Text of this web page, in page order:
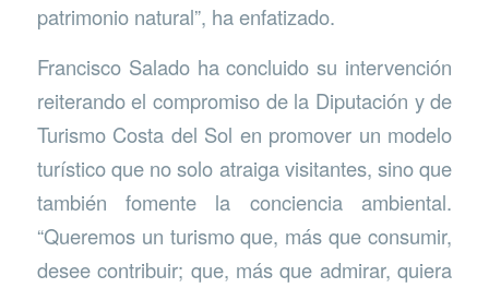
patrimonio natural”, ha enfatizado.
Francisco Salado ha concluido su intervención
reiterando el compromiso de la Diputación y de
Turismo Costa del Sol en promover un modelo
turístico que no solo atraiga visitantes, sino que
también fomente la conciencia ambiental.
“Queremos un turismo que, más que consumir,
desee contribuir; que, más que admirar, quiera